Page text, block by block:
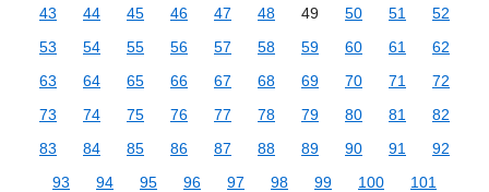
43
44 45 46 47 48 49 50 51
52
53
54 55 56 57 58 59 60 61
62
63
64 65 66 67 68 69 70 71
72
73
74 75 76 77 78 79 80 81
82
83
84 85 86 87 88 89 90 91
92
93
94 95 96 97 98 99 100
101